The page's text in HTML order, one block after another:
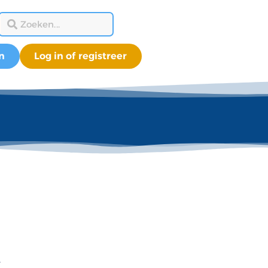
Log in of registreer